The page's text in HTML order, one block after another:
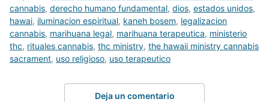
cannabis, derecho humano fundamental, dios, estados unidos,
hawai, iluminacion espiritual, kaneh bosem, legalizacion
cannabis, marihuana legal, marihuana terapeutica, ministerio
thc, rituales cannabis, thc ministry, the hawaii ministry cannabis
sacrament, uso religioso, uso terapeutico
Deja un comentario